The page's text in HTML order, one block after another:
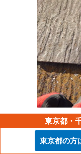
横浜市青葉区にお
になってきたので
談をいただきまし
でも屋根工事が増
東京都・
東京都の方